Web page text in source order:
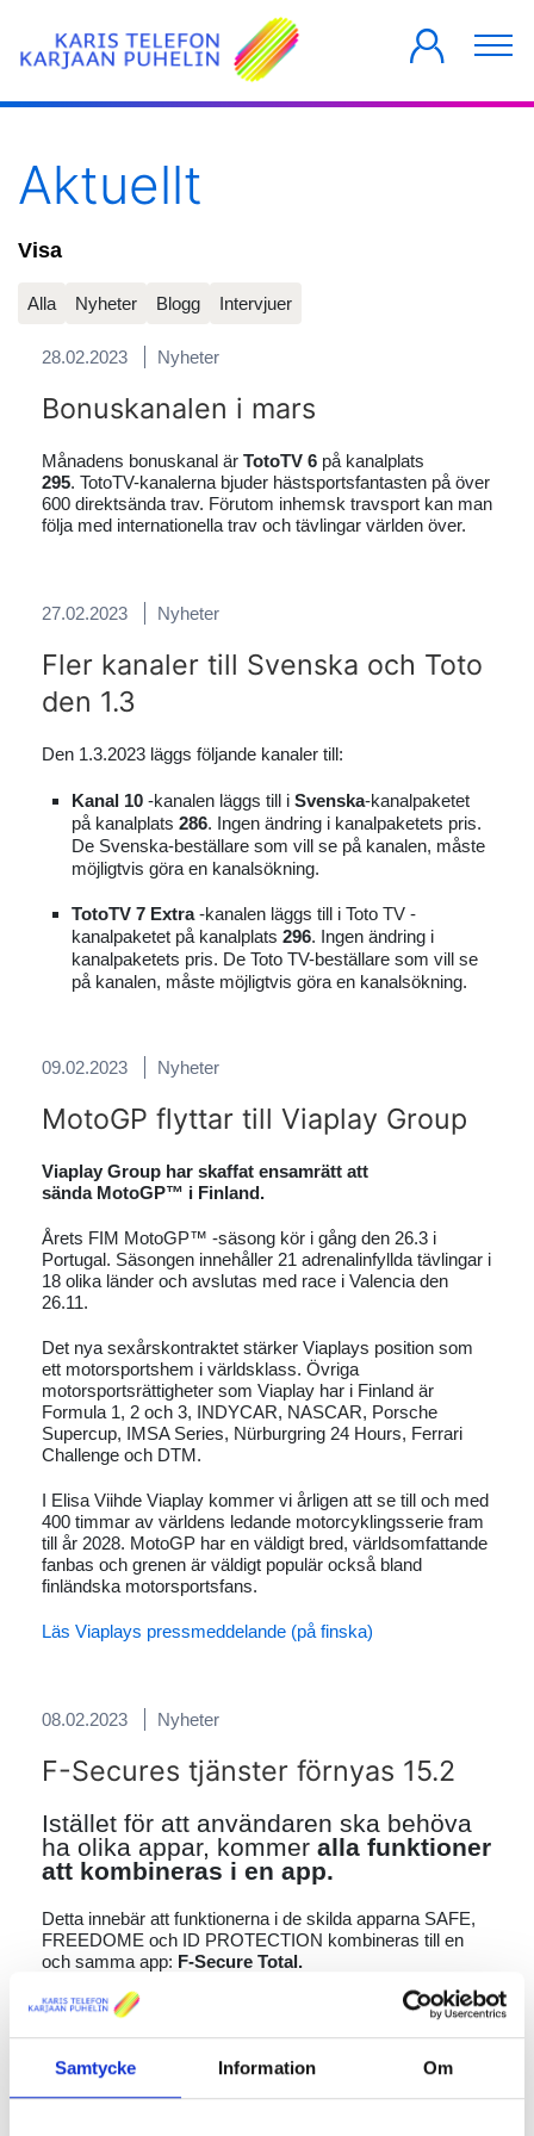
Samtycke Information Om
FÖRETAG
Aktuellt
Visa
Alla Nyheter Blogg Intervjuer
28.02.2023 Nyheter
Bonuskanalen i mars
Månadens bonuskanal är TotoTV 6 på kanalplats
295. TotoTV-kanalerna bjuder hästsportsfantasten på över
600 direktsända trav. Förutom inhemsk travsport kan man
följa med internationella trav och tävlingar världen över.
27.02.2023 Nyheter
Fler kanaler till Svenska och Toto
den 1.3
Den 1.3.2023 läggs följande kanaler till:
Kanal 10 -kanalen läggs till i Svenska-kanalpaketet
på kanalplats 286. Ingen ändring i kanalpaketets pris.
De Svenska-beställare som vill se på kanalen, måste
möjligtvis göra en kanalsökning.
TotoTV 7 Extra-kanalen läggs till i Toto TV -
kanalpaketet på kanalplats 296. Ingen ändring i
kanalpaketets pris. De Toto TV-beställare som vill se
på kanalen, måste möjligtvis göra en kanalsökning.
09.02.2023 Nyheter
MotoGP flyttar till Viaplay Group
Viaplay Group har skaffat ensamrätt att
sända MotoGP™ i Finland.
Årets FIM MotoGP™ -säsong kör i gång den 26.3 i
Portugal. Säsongen innehåller 21 adrenalinfyllda tävlingar i
18 olika länder och avslutas med race i Valencia den
26.11.
Det nya sexårskontraktet stärker Viaplays position som
ett motorsportshem i världsklass. Övriga
motorsportsrättigheter som Viaplay har i Finland är
Formula 1, 2 och 3, INDYCAR, NASCAR, Porsche
Supercup, IMSA Series, Nürburgring 24 Hours, Ferrari
Challenge och DTM.
I Elisa Viihde Viaplay kommer vi årligen att se till och med
400 timmar av världens ledande motorcyklingsserie fram
till år 2028. MotoGP har en väldigt bred, världsomfattande
fanbas och grenen är väldigt populär också bland
finländska motorsportsfans.
Läs Viaplays pressmeddelande (på finska)
08.02.2023 Nyheter
F-Secures tjänster förnyas 15.2
Istället för att användaren ska behöva
ha olika appar, kommer alla funktioner
att kombineras i en app.
Detta innebär att funktionerna i de skilda apparna SAFE,
FREEDOME och ID PROTECTION kombineras till en
och samma app: F-Secure Total.
I och med denna ändring blir skyddandet av dina enheter,
LÄS MER